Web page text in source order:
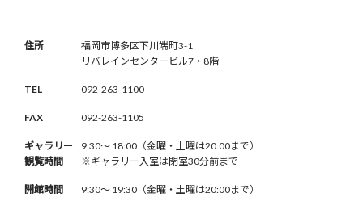
住所
福岡市博多区下川端町3-1
リバレインセンタービル7・8階
TEL 092-263-1100
FAX 092-263-1105
ギャラリー
観覧時間
9:30〜 18:00（金曜・土曜は20:00まで）
※ギャラリー入室は閉室30分前まで
開館時間 9:30〜 19:30（金曜・土曜は20:00まで）